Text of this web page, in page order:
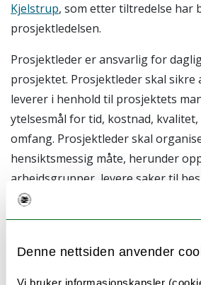
Denne nettsiden anvender
Vi bruker informasjonskapsler
Kjelstrup, som etter tiltredelse har
prosjektledelsen.
Prosjektleder er ansvarlig for
prosjektet. Prosjektleder skal sikre
leverer i henhold til prosjektets
ytelsesmål for tid, kostnad,
omfang. Prosjektleder skal
hensiktsmessig måte, herunder
arbeidsgrupper, levere saker til
styringsgruppen og forslag til
for medisin, eller fakultetsstyret,
rapporterer direkte til dekan.